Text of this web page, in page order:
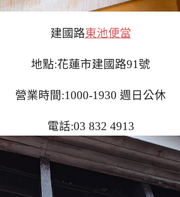
建國路東池便當
地點:花蓮市建國路91號
營業時間:1000-1930 週日公休
電話:03 832 4913